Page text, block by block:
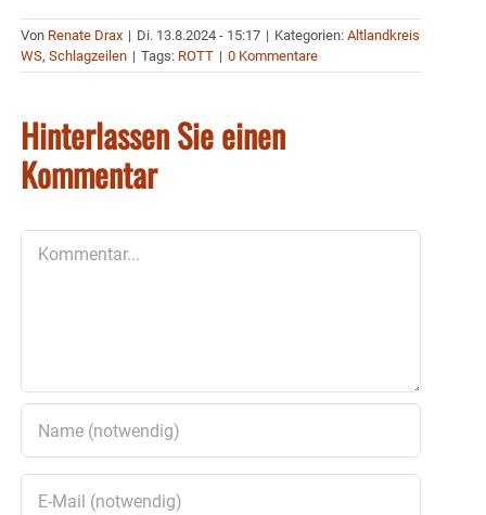
Von Renate Drax | Di. 13.8.2024 - 15:17 | Kategorien: Altlandkreis
WS, Schlagzeilen | Tags: ROTT | 0 Kommentare
Hinterlassen Sie einen
Kommentar